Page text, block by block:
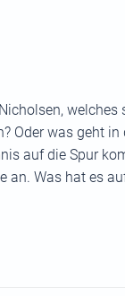
Oder was geht
auf die Spur
an. Was hat es